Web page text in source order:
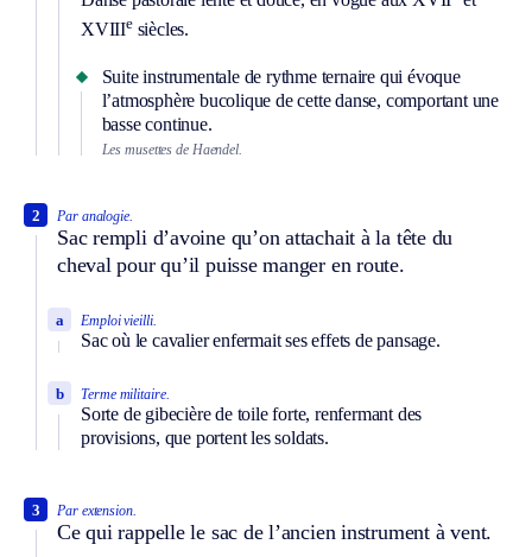
XVIIIesiècles.
Suite instrumentale de rythme ternaire qui évoque
l’atmosphère bucolique de cette danse, comportant une
basse continue.
Les musettes de Haendel.
Par analogie.
Sac rempli d’avoine qu’on attachait à la tête du
cheval pour qu’il puisse manger en route.
2
Emploi vieilli.
Sac où le cavalier enfermait ses effets de pansage.
a
Terme militaire.
Sorte de gibecière de toile forte, renfermant des
provisions, que portent les soldats.
b
Par extension.
Ce qui rappelle le sac de l’ancien instrument à vent.
3